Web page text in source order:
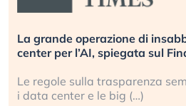
La grande operazione di
center per l’AI, spiegata sul
Le regole sulla trasparenza
i data center e le big (…)